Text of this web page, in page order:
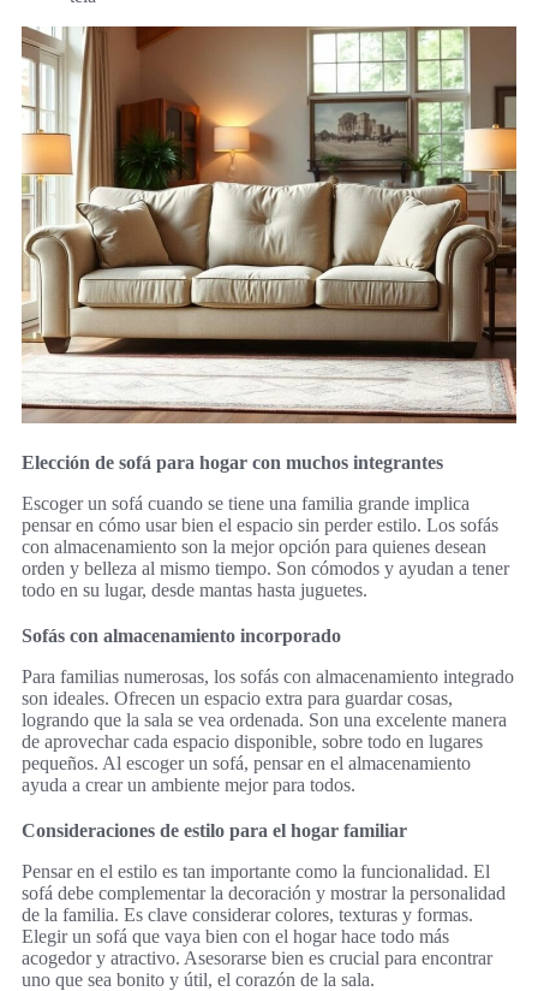
Elección de sofá para hogar con muchos integrantes
Escoger un sofá cuando se tiene una familia grande implica
pensar en cómo usar bien el espacio sin perder estilo. Los sofás
con almacenamiento son la mejor opción para quienes desean
orden y belleza al mismo tiempo. Son cómodos y ayudan a tener
todo en su lugar, desde mantas hasta juguetes.
Sofás con almacenamiento incorporado
Para familias numerosas, los sofás con almacenamiento integrado
son ideales. Ofrecen un espacio extra para guardar cosas,
logrando que la sala se vea ordenada. Son una excelente manera
de aprovechar cada espacio disponible, sobre todo en lugares
pequeños. Al escoger un sofá, pensar en el almacenamiento
ayuda a crear un ambiente mejor para todos.
Consideraciones de estilo para el hogar familiar
Pensar en el estilo es tan importante como la funcionalidad. El
sofá debe complementar la decoración y mostrar la personalidad
de la familia. Es clave considerar colores, texturas y formas.
Elegir un sofá que vaya bien con el hogar hace todo más
acogedor y atractivo. Asesorarse bien es crucial para encontrar
uno que sea bonito y útil, el corazón de la sala.